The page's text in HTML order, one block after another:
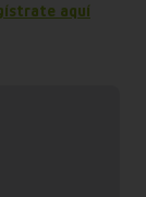
aquí